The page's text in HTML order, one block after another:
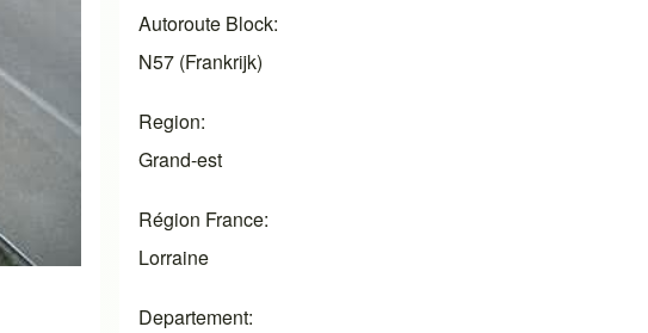
Autoroute Block
N57 (Frankrijk)
Region
Grand-est
Région France
Lorraine
Departement